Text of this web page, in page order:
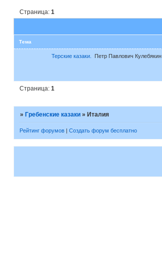
Страница: 1
Тема
Терские казаки.
Петр Павлович Кулебякин
Страница: 1
» Гребенские казаки » Италия
Рейтинг форумов| Создать форум бесплатно